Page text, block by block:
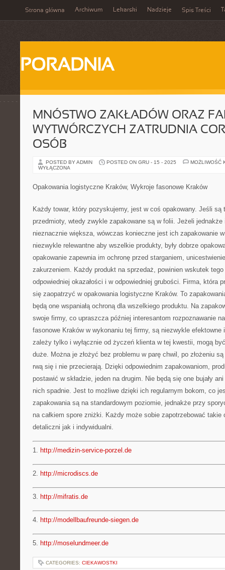
Strona główna Archiwum Lekarski Nadzieje Spis Treści
PORADNIA
MNÓSTWO ZAKŁADÓW ORAZ
WYTWÓRCZYCH ZATRUDNIA
OSÓB
POSTED BY ADMIN POSTED ON GRU - 15 - 2025
MOŻLIWOŚĆ
WYŁĄCZONA
Opakowania logistyczne Kraków, Wykroje fasonowe Kraków
Każdy towar, który pozyskujemy, jest w coś opakowany. Jeśli są
przedmioty, wtedy zwykle zapakowane są w folii. Jeżeli
nieznacznie większa, wówczas konieczne jest ich zapakowanie
niezwykle relewantne aby wszelkie produkty, były dobrze
opakowanie zapewnia im ochronę przed starganiem,
zakurzeniem. Każdy produkt na sprzedaż, powinien wskutek
odpowiedniej okazałości i w odpowiedniej grubości. Firma, która
się zaopatrzyć w opakowania logistyczne Kraków. To
będą one wspaniałą ochroną dla wszelkiego produktu. Na
swoje firmy, co upraszcza później interesantom rozpoznawanie
fasonowe Kraków w wykonaniu tej firmy, są niezwykle
zależy tylko i wyłącznie od życzeń klienta w tej kwestii, mogą
duże. Można je złożyć bez problemu w parę chwil, po złożeniu
rwą się i nie przecierają. Dzięki odpowiednim zapakowaniom,
postawić w składzie, jeden na drugim. Nie będą się one bujały
nich spadnie. Jest to możliwe dzięki ich regularnym bokom, co
zapakowania są na standardowym poziomie, jednakże przy
na całkiem spore zniżki. Każdy może sobie zapotrzebować takie
detaliczni jak i indywidualni.
1. http://medizin-service-porzel.de
2. http://microdiscs.de
3. http://mifratis.de
4. http://modellbaufreunde-siegen.de
5. http://moselundmeer.de
CATEGORIES: CIEKAWOSTKI